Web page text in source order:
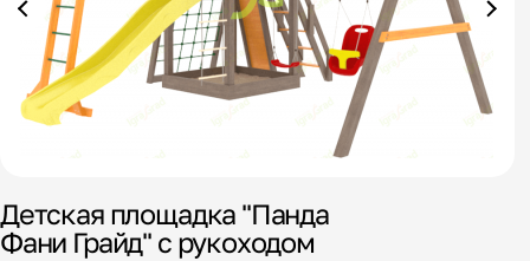
Детская площадка "Панда
Фани Грайд" с рукоходом